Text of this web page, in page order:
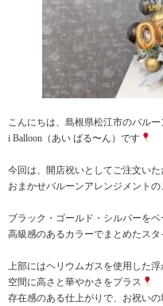
こんにちは、島根県松江市のバル
i Balloon（あい ばる〜ん）です
今回は、開店祝いとしてご注文いた
おまかせバルーンアレンジメント
ブラック・ゴールド・シルバーをベ
高級感のあるカラーでまとめたス
上部にはヘリウムガスを使用した
空間に高さと華やかさをプラス
存在感のある仕上がりで、お祝いの